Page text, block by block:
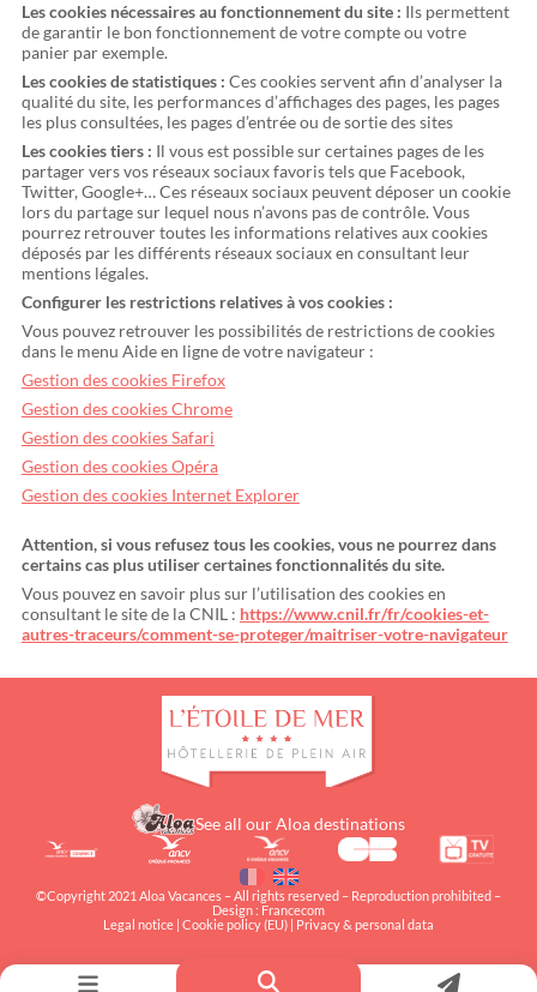
Les cookies nécessaires au fonctionnement du site : Ils permettent
de garantir le bon fonctionnement de votre compte ou votre
panier par exemple.
Les cookies de statistiques : Ces cookies servent afin d’analyser la
qualité du site, les performances d’affichages des pages, les pages
les plus consultées, les pages d’entrée ou de sortie des sites
Les cookies tiers : Il vous est possible sur certaines pages de les
partager vers vos réseaux sociaux favoris tels que Facebook,
Twitter, Google+… Ces réseaux sociaux peuvent déposer un cookie
lors du partage sur lequel nous n’avons pas de contrôle. Vous
pourrez retrouver toutes les informations relatives aux cookies
déposés par les différents réseaux sociaux en consultant leur
mentions légales.
Configurer les restrictions relatives à vos cookies :
Vous pouvez retrouver les possibilités de restrictions de cookies
dans le menu Aide en ligne de votre navigateur :
Gestion des cookies Firefox
Gestion des cookies Chrome
Gestion des cookies Safari
Gestion des cookies Opéra
Gestion des cookies Internet Explorer
Attention, si vous refusez tous les cookies, vous ne pourrez dans
certains cas plus utiliser certaines fonctionnalités du site.
Vous pouvez en savoir plus sur l’utilisation des cookies en
consultant le site de la CNIL : https://www.cnil.fr/fr/cookies-et-
autres-traceurs/comment-se-proteger/maitriser-votre-navigateur
See all our Aloa destinations
©Copyright 2021 Aloa Vacances – All rights reserved – Reproduction prohibited –
Design : Francecom
Legal notice Cookie policy (EU) Privacy & personal data